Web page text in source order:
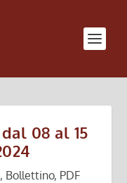
08 al 15
, Bollettino, PDF